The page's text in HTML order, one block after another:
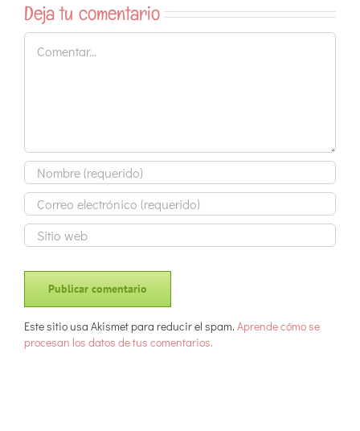
Deja tu comentario
Comentar
Este sitio usa Akismet para reducir el spam. Aprende cómo se
procesan los datos de tus comentarios.